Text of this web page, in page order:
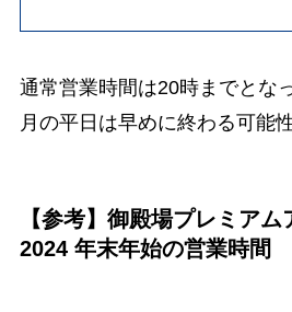
通常営業時間は20時までとな
月の平日は早めに終わる可能
【参考】御殿場プレミア
2024 年末年始の営業時間